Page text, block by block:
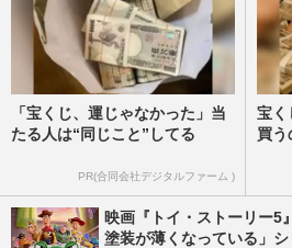
「宝くじ、運じゃなかった」当
たる人は“同じこと”してる
PR(合同会社デジタルファーム )
宝く
買う
映画『トイ・ストーリー5
塗装が薄くなっている」